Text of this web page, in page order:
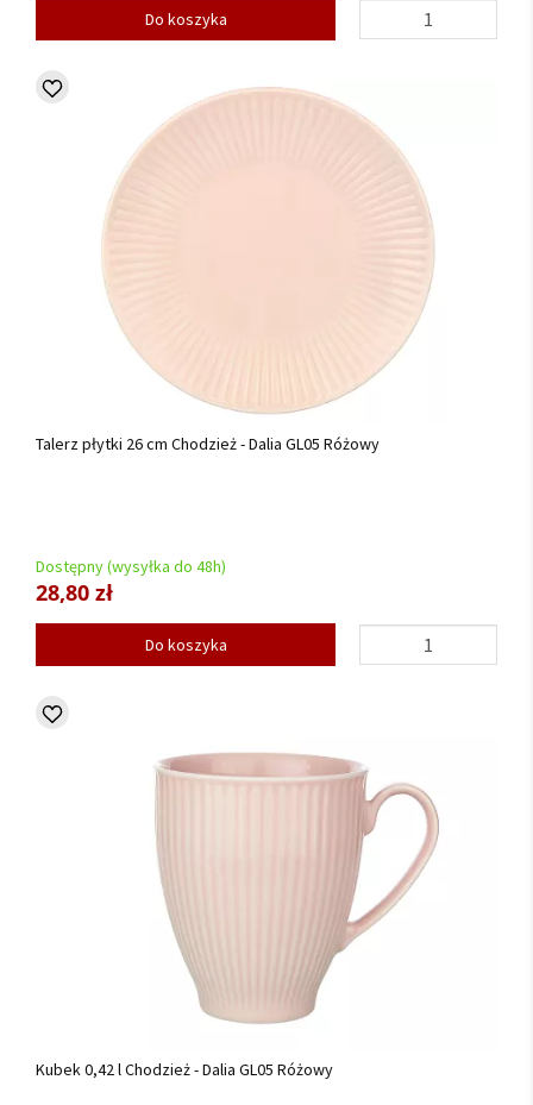
Do koszyka
Talerz płytki 26 cm Chodzież - Dalia GL05 Różowy
Dostępny (wysyłka do 48h)
28,80 zł
Do koszyka
Kubek 0,42 l Chodzież - Dalia GL05 Różowy